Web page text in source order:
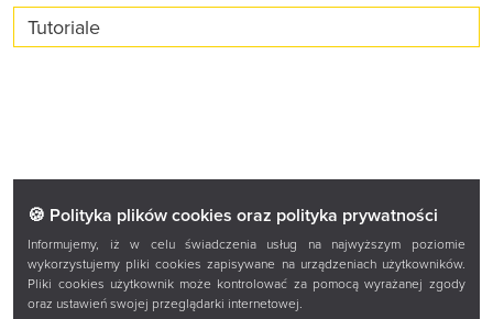
🍪 Polityka plików cookies oraz polityka prywatności
Informujemy, iż w celu świadczenia usług na najwyższym poziomie
wykorzystujemy pliki cookies zapisywane na urządzeniach użytkowników.
Pliki cookies użytkownik może kontrolować za pomocą wyrażanej zgody
oraz ustawień swojej przeglądarki internetowej.
Tutoriale
Facebook
Twitter
Zadaj pytanie